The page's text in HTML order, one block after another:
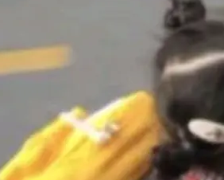
览器、无数的基础设
而过去十年，维护它
a>）</l
题转交给搜索引擎。
show_
点是：容器不适合 Ag
Isolate。 Cloudflare
可谦虚的——他们用 W
用 CEO Matthew Pri
在用 Isolate 运行代
器，它们需要的是 Iso
容器的问题在于启动
记录回应苹果
this wron
OpenAI 告上法庭，指
取商业秘密。苹果的诉
统性地从前东家挖
OpenAI 没发律师
上架WorkBu